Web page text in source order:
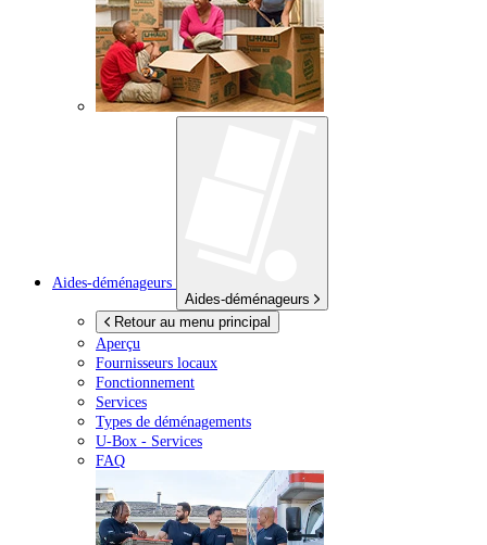
Aides-déménageurs
Aides-déménageurs
Retour au menu principal
Aperçu
Fournisseurs locaux
Fonctionnement
Services
Types de déménagements
U-Box - Services
FAQ